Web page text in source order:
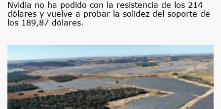
Nvidia no ha podido con la resistencia de los 214
dólares y vuelve a probar la solidez del soporte de
los 189,87 dólares.